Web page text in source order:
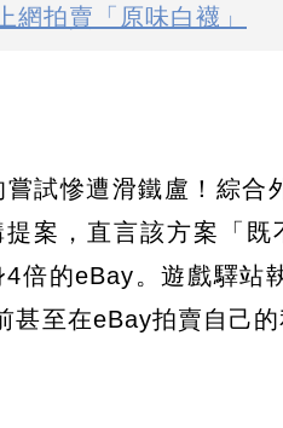
拍賣「原味白襪」
試慘遭滑鐵盧！綜合
案，直言該方案「既
倍的eBay。遊戲驛站
至在eBay拍賣自己的